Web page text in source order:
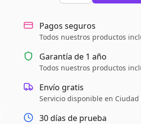
Pagos seguros
Todos nuestros productos
Garantía de 1 año
Todos nuestros productos
Envío gratis
Servicio disponible en
30 días de prueba